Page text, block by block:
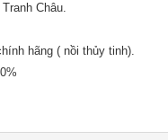
Châu.
hãng ( nồi thủy tinh).